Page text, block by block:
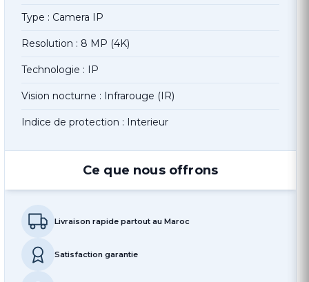
Type : Camera IP
Resolution : 8 MP (4K)
Technologie : IP
Vision nocturne : Infrarouge (IR)
Indice de protection : Interieur
Ce que nous offrons
Livraison rapide partout au Maroc
Satisfaction garantie